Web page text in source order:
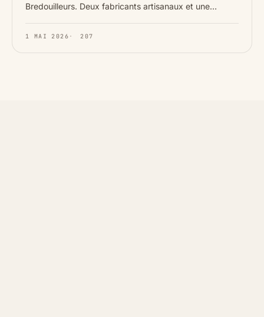
Bredouilleurs. Deux fabricants artisanaux et une
1 MAI 2026 · 207